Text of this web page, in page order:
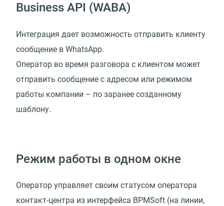
Business API (WABA)
Интеграция дает возможность отправить клиенту
сообщение в WhatsApp.
Оператор во время разговора с клиентом может
отправить сообщение с адресом или режимом
работы компании – по заранее созданному
шаблону.
Режим работы в одном окне
Оператор управляет своим статусом оператора
контакт-центра из интерфейса BPMSoft (на линии,